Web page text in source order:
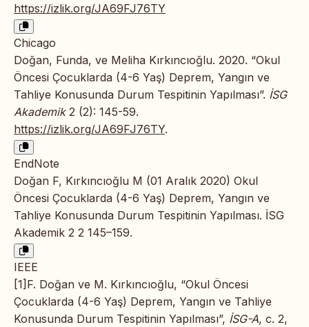
https://izlik.org/JA69FJ76TY
Chicago
Doğan, Funda, ve Meliha Kırkıncıoğlu. 2020. “Okul
Öncesi Çocuklarda (4-6 Yaş) Deprem, Yangın ve
Tahliye Konusunda Durum Tespitinin Yapılması”. İSG
Akademik2 (2): 145-59.
https://izlik.org/JA69FJ76TY.
EndNote
Doğan F, Kırkıncıoğlu M (01 Aralık 2020) Okul
Öncesi Çocuklarda (4-6 Yaş) Deprem, Yangın ve
Tahliye Konusunda Durum Tespitinin Yapılması. İSG
Akademik 2 2 145–159.
IEEE
[1]F. Doğan ve M. Kırkıncıoğlu, “Okul Öncesi
Çocuklarda (4-6 Yaş) Deprem, Yangın ve Tahliye
Konusunda Durum Tespitinin Yapılması”, İSG-A, c. 2,